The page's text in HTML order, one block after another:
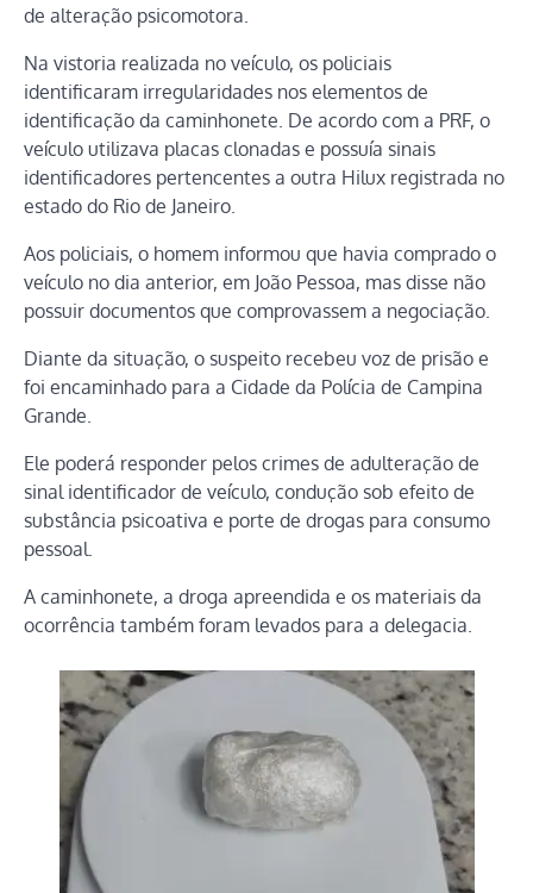
de alteração psicomotora.
Na vistoria realizada no veículo, os policiais
identificaram irregularidades nos elementos de
identificação da caminhonete. De acordo com a PRF, o
veículo utilizava placas clonadas e possuía sinais
identificadores pertencentes a outra Hilux registrada no
estado do Rio de Janeiro.
Aos policiais, o homem informou que havia comprado o
veículo no dia anterior, em João Pessoa, mas disse não
possuir documentos que comprovassem a negociação.
Diante da situação, o suspeito recebeu voz de prisão e
foi encaminhado para a Cidade da Polícia de Campina
Grande.
Ele poderá responder pelos crimes de adulteração de
sinal identificador de veículo, condução sob efeito de
substância psicoativa e porte de drogas para consumo
pessoal.
A caminhonete, a droga apreendida e os materiais da
ocorrência também foram levados para a delegacia.